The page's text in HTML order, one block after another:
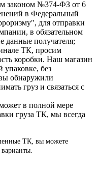
законом №374-ФЗ от 6
в Федеральный
для отправки
в обязательном
данные получателя;
ТК, просим
коробки. Наш магазин
упаковке, без
обнаружили
груз и связаться с
в полной мере
груза ТК, мы всегда
ТК, вы можете